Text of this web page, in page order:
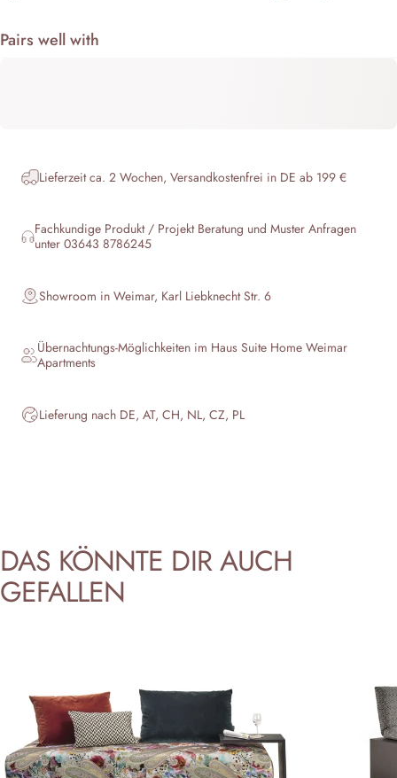
Pairs well with
Lieferzeit ca. 2 Wochen, Versandkostenfrei in DE ab 199 €
Fachkundige Produkt / Projekt Beratung und Muster Anfragen
unter 03643 8786245
Showroom in Weimar, Karl Liebknecht Str. 6
Übernachtungs-Möglichkeiten im HausSuite Home Weimar
Apartments
Lieferung nach DE, AT, CH, NL, CZ, PL
DAS KÖNNTE DIR AUCH
GEFALLEN